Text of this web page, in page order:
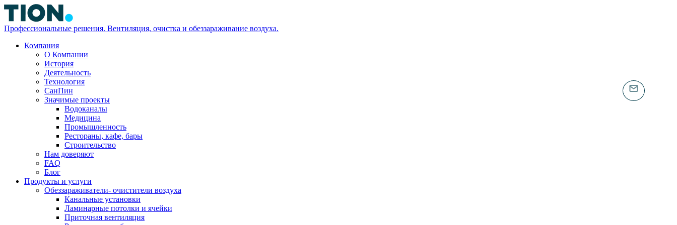
Профессиональные решения. Вентиляция, очистка и обеззараживание воздуха.
Компания
О Компании
История
Деятельность
Технология
СанПин
Значимые проекты
Водоканалы
Медицина
Промышленность
Рестораны, кафе, бары
Строительство
Нам доверяют
FAQ
Блог
Продукты и услуги
Обеззараживатели- очистители воздуха
Канальные установки
Ламинарные потолки и ячейки
Приточная вентиляция